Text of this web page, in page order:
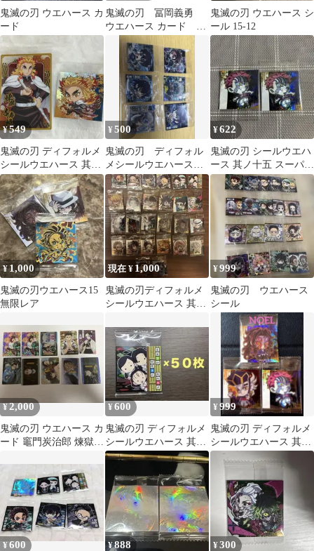
鬼滅の刃 ウエハース カ
ード
鬼滅の刃 冨岡義勇
ウエハース カード ま
とめて 4種 各5枚
20枚セット
鬼滅の刃 ウエハース シ
ール 15-12
¥549
鬼滅の刃 ディフォルメ
シールウエハース 其ノ
十五 煉獄杏寿郎 ウエ
ハース10
¥500
鬼滅の刃 ディフォル
メシールウエハース
伊之助
¥622
鬼滅の刃 シールウエハ
ース 其ノ十五 スーパー
レア SR 猗窩座 2枚
¥1,000
鬼滅の刃ウエハース15
無限レア
現在 ¥ 1,000
鬼滅の刃ディフォルメ
シールウエハース 其ノ
¥999
鬼滅の刃 ウエハース
シール
¥2,000
鬼滅の刃 ウエハース カ
ード 竈門炭治郎 煉獄杏
¥600
鬼滅の刃 ディフォルメ
シールウエハース 其ノ
十五 高田なほ寺内きよ
¥999
鬼滅の刃 ディフォルメ
シールウエハース 其ノ
十五 SR 黒死牟 童磨 猗
窩座
¥600 ¥888 ¥300